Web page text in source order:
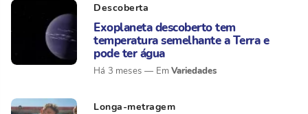
Descoberta
Exoplaneta descoberto tem
temperatura semelhante a Terra e
pode ter água
Há 3 meses Variedades
Longa-metragem